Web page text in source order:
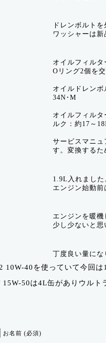
ドレンボルトを
ワッシャーは新
オイルフィルタ
Oリング2個を交
オイルドレン
34N･M
オイルフィルタ
ルク：約17～
サービスマニ
す。変換するた
1.9L入れました
エンジン始動前
エンジンを暖機
少し少ないと思
丁度良い量にな
10W-40を使っていて今回
15W-50は4L缶がありウルト
お名前 (必須)